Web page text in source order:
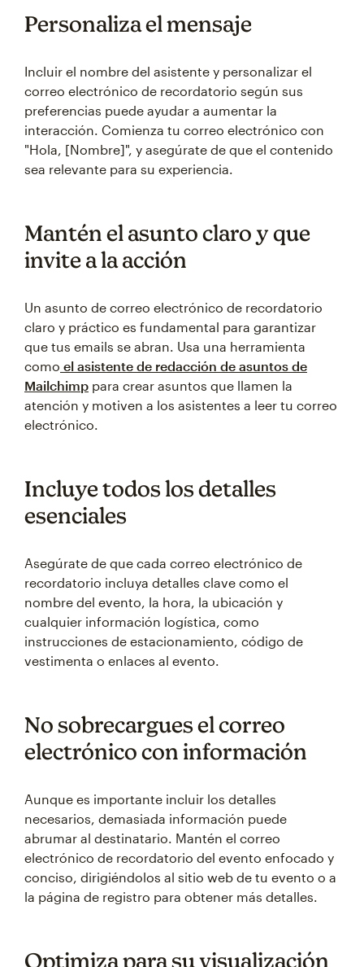
Personaliza el mensaje
Incluir el nombre del asistente y personalizar el
correo electrónico de recordatorio según sus
preferencias puede ayudar a aumentar la
interacción. Comienza tu correo electrónico con
"Hola, [Nombre]", y asegúrate de que el contenido
sea relevante para su experiencia.
Mantén el asunto claro y que
invite a la acción
Un asunto de correo electrónico de recordatorio
claro y práctico es fundamental para garantizar
que tus emails se abran. Usa una herramienta
como el asistente de redacción de asuntos de
Mailchimp para crear asuntos que llamen la
atención y motiven a los asistentes a leer tu correo
electrónico.
Incluye todos los detalles
esenciales
Asegúrate de que cada correo electrónico de
recordatorio incluya detalles clave como el
nombre del evento, la hora, la ubicación y
cualquier información logística, como
instrucciones de estacionamiento, código de
vestimenta o enlaces al evento.
No sobrecargues el correo
electrónico con información
Aunque es importante incluir los detalles
necesarios, demasiada información puede
abrumar al destinatario. Mantén el correo
electrónico de recordatorio del evento enfocado y
conciso, dirigiéndolos al sitio web de tu evento o a
la página de registro para obtener más detalles.
Optimiza para su visualización